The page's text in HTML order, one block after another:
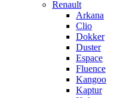
Renault
Arkana
Clio
Dokker
Duster
Espace
Fluence
Kangoo
Kaptur